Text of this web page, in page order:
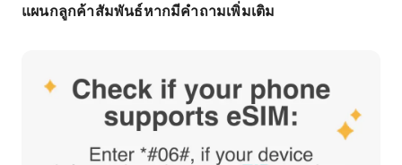
แผนกลูกค้าสัมพันธ์หากมีคำถามเพิ่มเติม